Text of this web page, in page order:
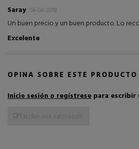
Saray 06-08-2019
Un buen precio y un buen producto. Lo
Excelente
OPINA SOBRE ESTE PRODUCTO
Inicie sesión o regístrese para escribir
Escribe una valoración